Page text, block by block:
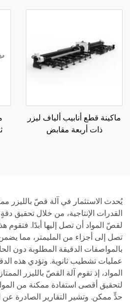
ماكينة قطع أنابيب ألياف ليزر
ذات أربعة مقابض
يُحدث الاستثمار في آلة قصّ بالليزر
القدرات الإنتاجية، من خلال تحقيق
لقصّ المواد أن تصل إليها أبدًا. فتقوم
تصل إلى أجزاء من المليمتر، مما
بالمواصفات الدقيقة المطلوبة دون
عمليات تشطيب ثانوية. وتؤدي هذه
المواد، إذ تقوم آلة القصّ بالليزر
لتحقيق أقصى استفادة ممكنة من
حدٍّ ممكن. وتشير التقارير الصادرة عن